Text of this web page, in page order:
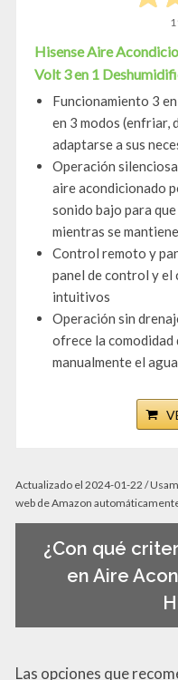
Hisense Aire
Volt 3 en 1
Funcionamiento 3
en 3 modos (enfriar,
adaptarse a sus
Operación
aire acondicionado
sonido bajo para
mientras se
Control remoto y
panel de control y el
intuitivos
Operación sin
ofrece la
manualmente el
Actualizado el 2024-01-22 /
web de Amazon
¿Con qué
en Aire
Las opciones que